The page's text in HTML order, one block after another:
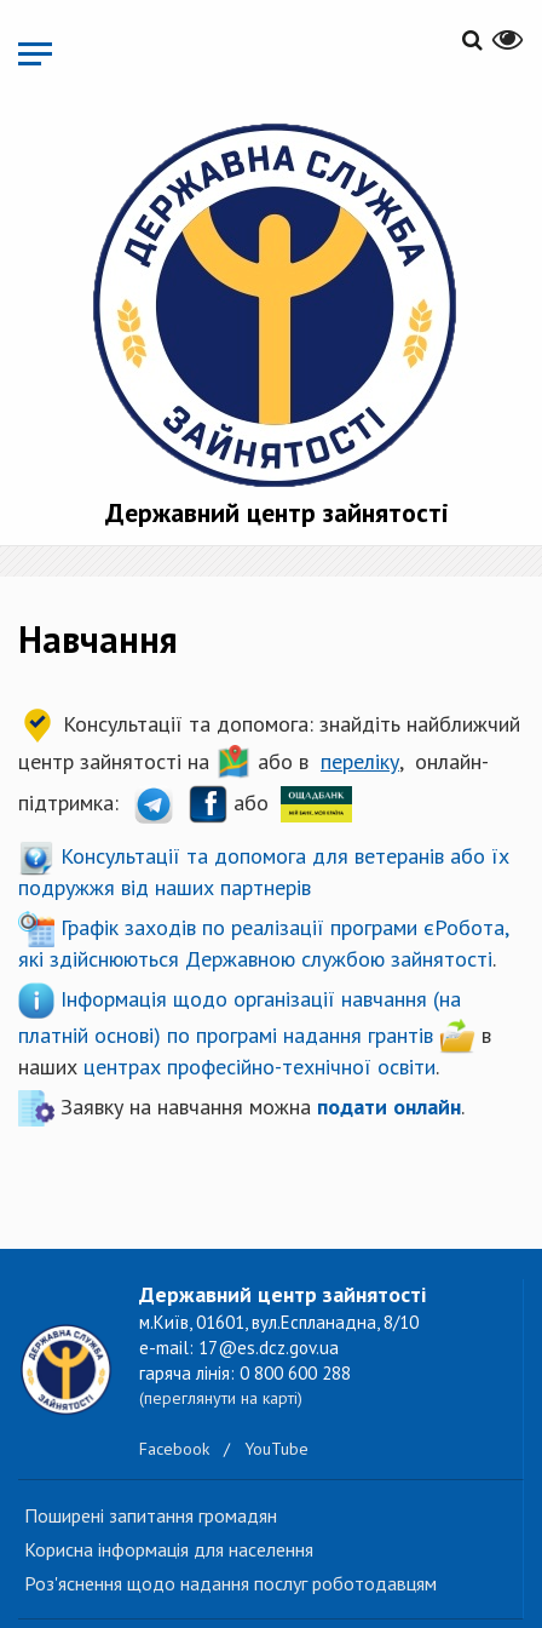
основного
матеріалу
Державний центр зайнятості
Навчання
Консультації та допомога: знайдіть найближчий
центр зайнятості на
або в переліку, онлайн-
підтримка:
або
Консультації та допомога для ветеранів або їх
подружжя від наших партнерів
Графік заходів по реалізації програми єРобота,
які здійснюються Державною службою зайнятості.
Інформація щодо організації навчання (на
платній основі) по програмі надання грантів
в
наших центрах професійно-технічної освіти.
Заявку на навчання можна подати онлайн.
Державний центр зайнятості
м.Київ, 01601, вул.Еспланадна, 8/10
e-mail: 17@es.dcz.gov.ua
гаряча лінія: 0 800 600 288
(переглянути на карті)
Facebook / YouTube
Поширені запитання громадян
Корисна інформація для населення
Роз'яснення щодо надання послуг роботодавцям